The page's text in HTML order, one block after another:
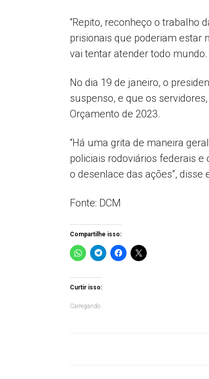
“Repito, reconheço o trabalho
prisionais que poderiam estar
vai tentar atender todo
No dia 19 de janeiro, o
suspenso, e que os
Orçamento de 2023.
“Há uma grita de maneira
policiais rodoviários federais e
o desenlace das ações”,
Fonte: DCM
Compartilhe isso:
Curtir isso:
Carregando...